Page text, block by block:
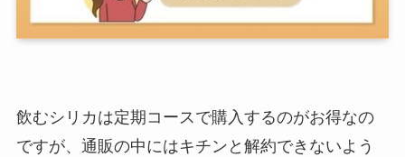
飲むシリカは定期コースで購入するのがお得なの
ですが、通販の中にはキチンと解約できないよう